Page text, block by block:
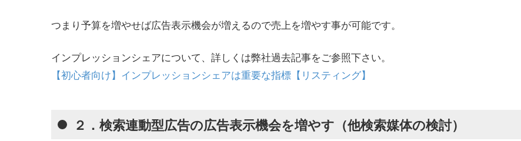
つまり予算を増やせば広告表示機会が増えるので売上を増やす事が可能です。
インプレッションシェアについて、詳しくは弊社過去記事をご参照下さい。
【初心者向け】インプレッションシェアは重要な指標【リスティング】
２．検索連動型広告の広告表示機会を増やす（他検索媒体の検討）